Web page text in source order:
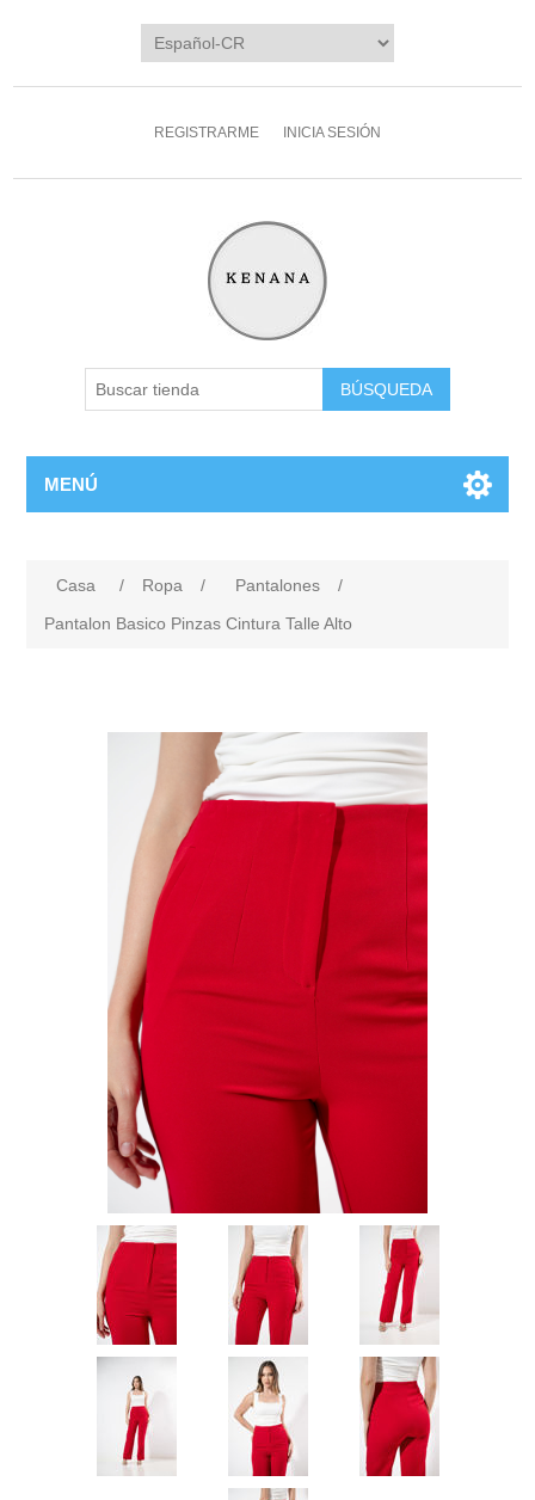
REGISTRARME INICIA SESIÓN
MENÚ
Casa / Ropa / Pantalones
/
Pantalon Basico Pinzas Cintura Talle Alto